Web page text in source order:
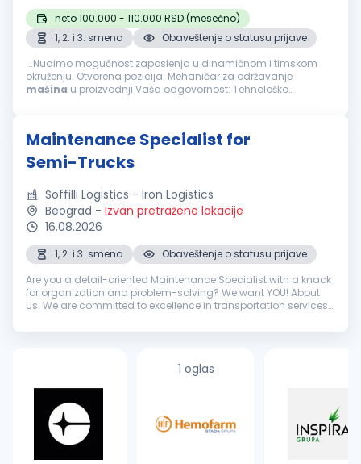
neto 100.000 - 110.000 RSD (mesečno)
1, 2. i 3. smena
Obaveštenje o statusu prijave
...Nudimo mogućnost zaposlenja u dinamičnom i timskom
okruženju. Otvorena pozicija: Mehaničar za održavanje
mašina u proizvodnji Vaša odgovornost: Tehnološko
Maintenance Specialist for
Semi-Trucks
Soffilli Logistics - Iron Logistics
Beograd - Izvan pretražene lokacije
16.08.2026
1, 2. i 3. smena
Obaveštenje o statusu prijave
Are you a detail-oriented Maintenance Specialist with a knack
for organization and problem-solving? We want YOU! About
Us: We are committed to excellence in transportation services
kee...
1 oglas